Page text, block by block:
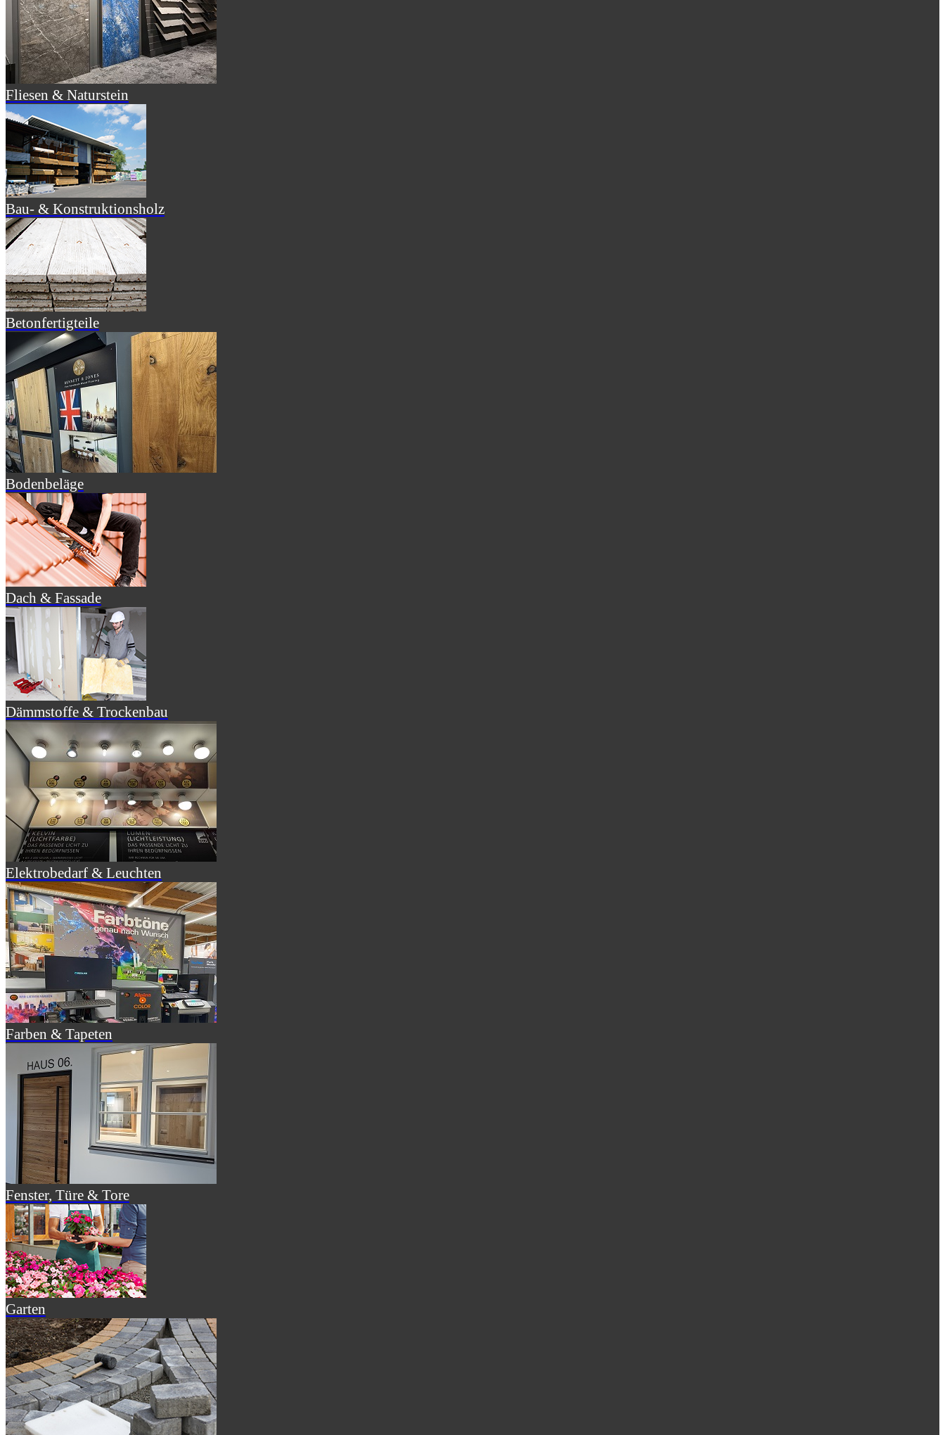
Fliesen & Naturstein
Bau- & Konstruktionsholz
Betonfertigteile
Bodenbeläge
Dach & Fassade
Dämmstoffe & Trockenbau
Elektrobedarf & Leuchten
Farben & Tapeten
Fenster, Türe & Tore
Garten